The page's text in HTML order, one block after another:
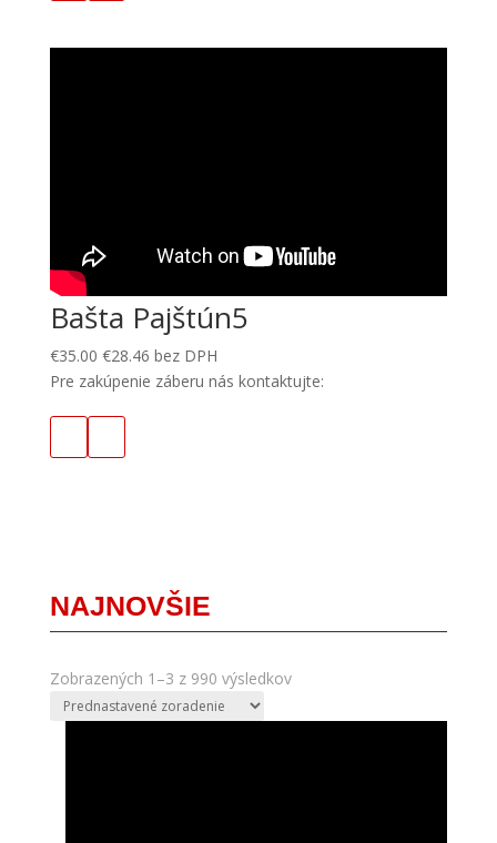
Bašta Pajštún5
€35.00 €28.46 bez DPH
Pre zakúpenie záberu nás kontaktujte:
NAJNOVŠIE
Zobrazených 1–3 z 990 výsledkov